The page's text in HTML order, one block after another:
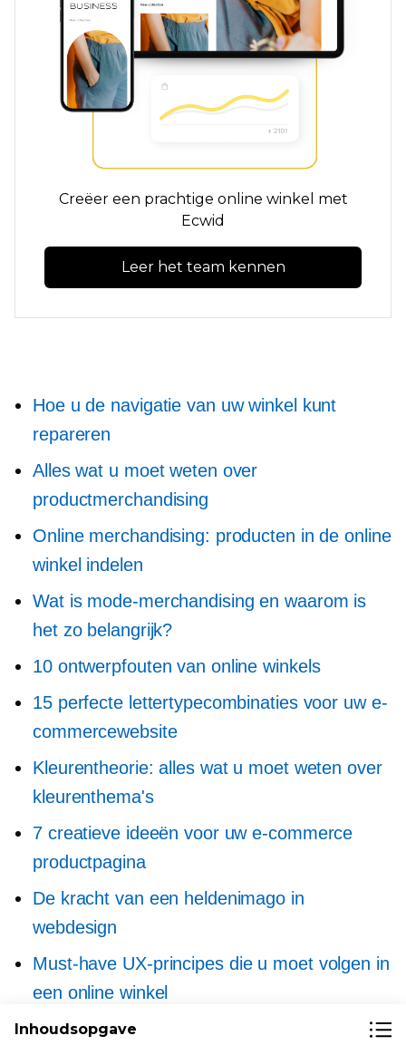
Creëer een prachtige online winkel met
Ecwid
Leer het team kennen
Hoe u de navigatie van uw winkel kunt
repareren
Alles wat u moet weten over
productmerchandising
Online merchandising: producten in de online
winkel indelen
Wat is mode-merchandising en waarom is
het zo belangrijk?
10 ontwerpfouten van online winkels
15 perfecte lettertypecombinaties voor uw e-
commercewebsite
Kleurentheorie: alles wat u moet weten over
kleurenthema's
7 creatieve ideeën voor uw e-commerce
productpagina
De kracht van een heldenimago in
webdesign
Must-have UX-principes die u moet volgen in
een online winkel
Controle van website-ontwerp
Inhoudsopgave